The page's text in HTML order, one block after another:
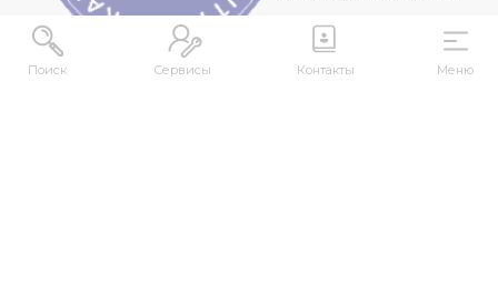
Поиск Сервисы Контакты Меню